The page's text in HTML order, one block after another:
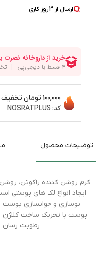
ارسال از 3روز کاری
100,000 تومان
تخفیف
کد: NOSRATPLUS
توضیحات محصول
کرم روشن کننده راکوتن،
ایجاد انواع لک های پوستی
نوسازی و جوانسازی پوست
پوست با تحریک ساخت کلاژن
رطوبت